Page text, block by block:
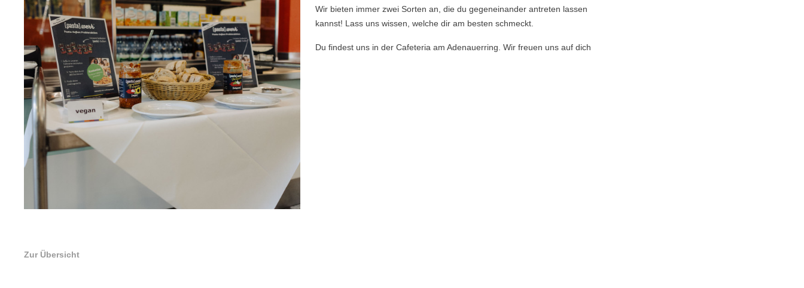
Wir bieten immer zwei Sorten an, die du gegeneinander antreten lassen
kannst! Lass uns wissen, welche dir am besten schmeckt.
Du findest uns in der Cafeteria am Adenauerring. Wir freuen uns auf dich
Zur Übersicht